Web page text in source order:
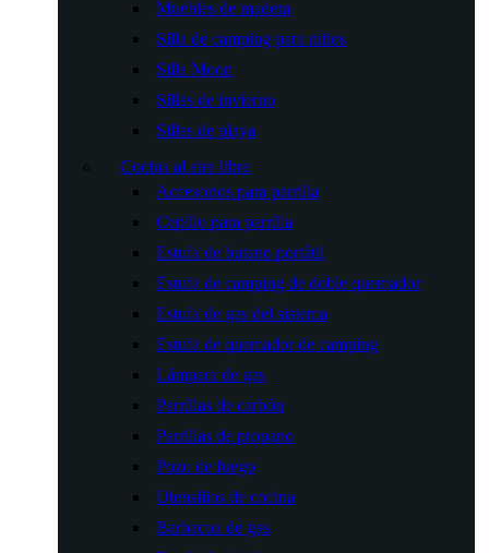
Muebles de madera
Silla de camping para niños
Silla Moon
Sillas de invierno
Sillas de playa
Cocina al aire libre
Accesorios para parrilla
Cepillo para parrilla
Estufa de butano portátil
Estufa de camping de doble quemador
Estufa de gas del sistema
Estufa de quemador de camping
Lámpara de gas
Parrillas de carbón
Parrillas de propano
Pozo de fuego
Utensilios de cocina
Barbacoa de gas